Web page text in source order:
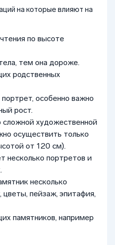
на которые влияют на
по высоте
тем она дороже.
родственных
особенно важно
рост.
сложной художественной
осуществить только
от 120 см).
несколько портретов и
несколько
цветы, пейзаж, эпитафия,
памятников, например